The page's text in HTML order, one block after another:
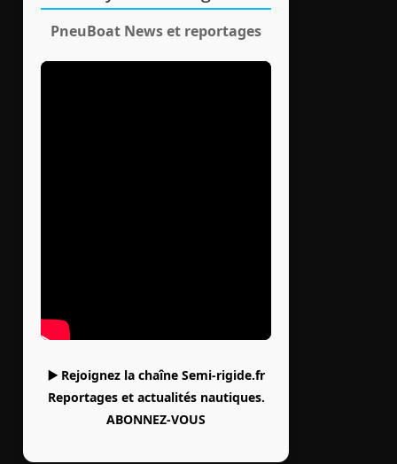
PneuBoat News et reportages
▶️ Rejoignez la chaîne Semi-rigide.fr
Reportages et actualités nautiques.
ABONNEZ-VOUS